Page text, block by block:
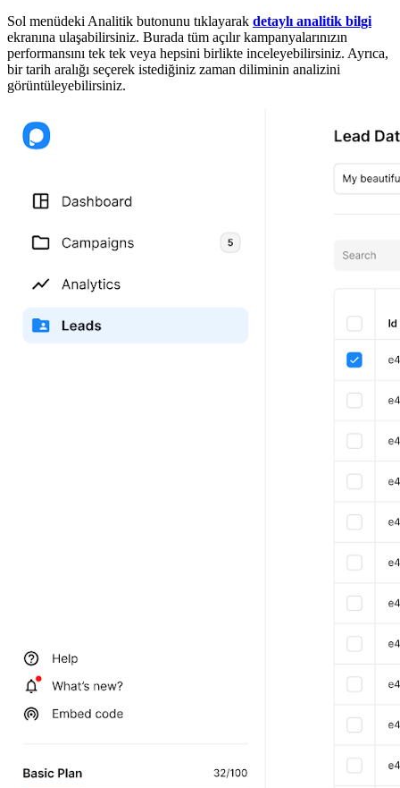
Sol menüdeki Analitik butonunu tıklayarak detaylı analitik bilgi
ekranına ulaşabilirsiniz. Burada tüm açılır kampanyalarınızın
performansını tek tek veya hepsini birlikte inceleyebilirsiniz. Ayrıca,
bir tarih aralığı seçerek istediğiniz zaman diliminin analizini
görüntüleyebilirsiniz.